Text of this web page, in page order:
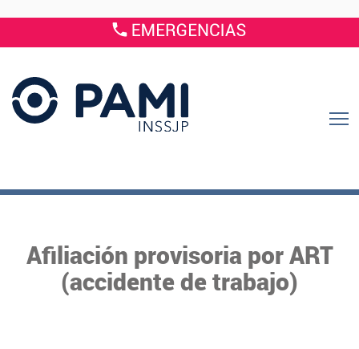
Afiliación provisoria por ART
(accidente de trabajo)